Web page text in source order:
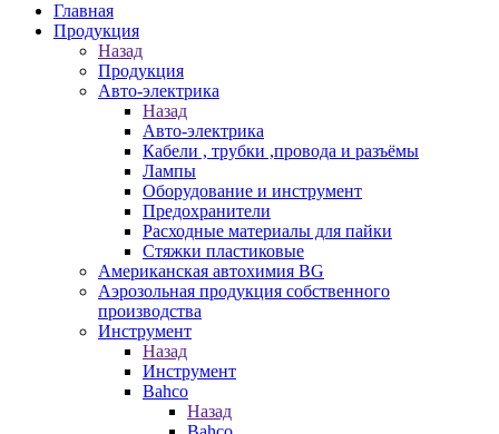
Главная
Продукция
Назад
Продукция
Авто-электрика
Назад
Авто-электрика
Кабели , трубки ,провода и разъёмы
Лампы
Оборудование и инструмент
Предохранители
Расходные материалы для пайки
Стяжки пластиковые
Американская автохимия BG
Аэрозольная продукция собственного
производства
Инструмент
Назад
Инструмент
Bahco
Назад